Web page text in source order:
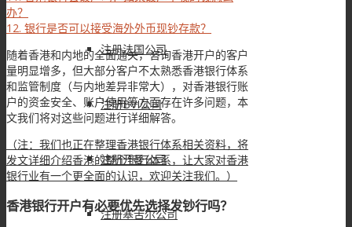
注册法国公司
注册BVI公司
注册开曼公司
注册塞舌尔公司
办？
12. 银行是否可以接受海外外币现钞存款？
随着香港和内地的全面通关，咨询香港开户的客户
量明显增多，但大部分客户不太熟悉香港银行体系
和监管制度（与内地差异非常大），对香港银行账
户的资金安全、账户使用等方面存在许多问题，本
文我们将对这些问题进行详细解答。
（注：我们也正在整理香港银行体系相关资料，将
发文详细介绍香港的整个银行体系，让大家对香港
银行业有一个更全面的认识，欢迎关注我们。）
香港银行开户有必要优先选择发钞行吗？